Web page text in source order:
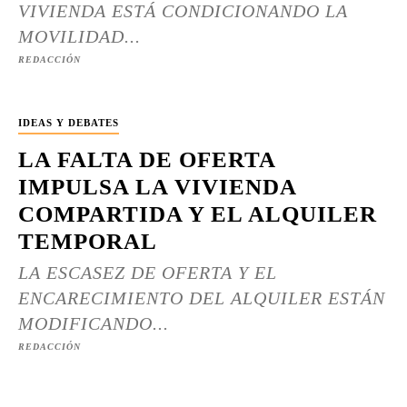
VIVIENDA ESTÁ CONDICIONANDO LA
MOVILIDAD...
REDACCIÓN
IDEAS Y DEBATES
LA FALTA DE OFERTA
IMPULSA LA VIVIENDA
COMPARTIDA Y EL ALQUILER
TEMPORAL
LA ESCASEZ DE OFERTA Y EL
ENCARECIMIENTO DEL ALQUILER ESTÁN
MODIFICANDO...
REDACCIÓN